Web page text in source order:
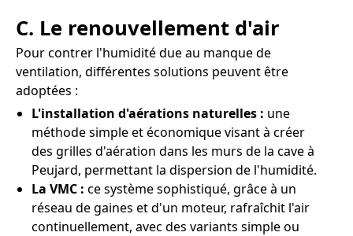
C. Le renouvellement d'air
Pour contrer l'humidité due au manque de
ventilation, différentes solutions peuvent être
adoptées :
L'installation d'aérations naturelles : une
méthode simple et économique visant à créer
des grilles d'aération dans les murs de la cave à
Peujard, permettant la dispersion de l'humidité.
La VMC : ce système sophistiqué, grâce à un
réseau de gaines et d'un moteur, rafraîchit l'air
continuellement, avec des variants simple ou